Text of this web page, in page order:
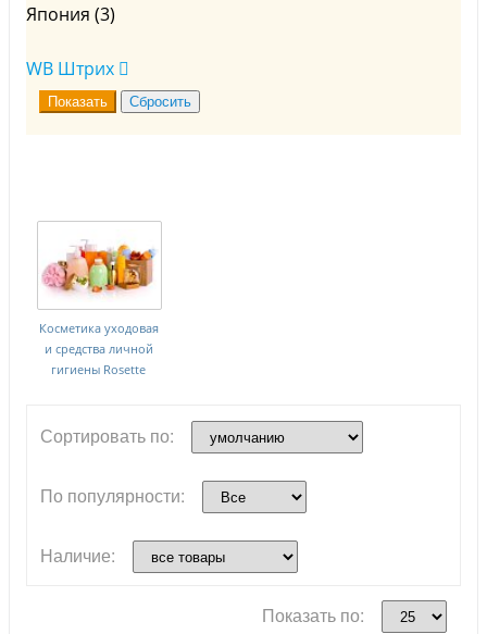
Пенки, Скрабы, Пилинги,Гели и Тоники (
Япония (3)
WB Штрих
Косметика уходовая
и средства личной
гигиены Rosette
Сортировать по:
По популярности:
Наличие:
Показать по: